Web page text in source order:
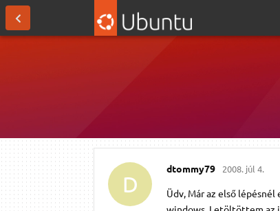
D
dtommy79 2008. júl 4.
Üdv, Már az első